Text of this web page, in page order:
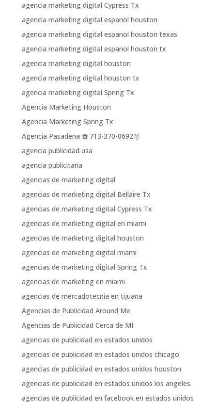
agencia marketing digital Cypress Tx
agencia marketing digital espanol houston
agencia marketing digital espanol houston texas
agencia marketing digital espanol houston tx
agencia marketing digital houston
agencia marketing digital houston tx
agencia marketing digital Spring Tx
Agencia Marketing Houston
Agencia Marketing Spring Tx
Agencia Pasadena ☎️ 713-370-0692🥇
agencia publicidad usa
agencia publicitaria
agencias de marketing digital
agencias de marketing digital Bellaire Tx
agencias de marketing digital Cypress Tx
agencias de marketing digital en miami
agencias de marketing digital houston
agencias de marketing digital miami
agencias de marketing digital Spring Tx
agencias de marketing en miami
agencias de mercadotecnia en tijuana
Agencias de Publicidad Around Me
Agencias de Publicidad Cerca de MI
agencias de publicidad en estados unidos
agencias de publicidad en estados unidos chicago
agencias de publicidad en estados unidos houston
agencias de publicidad en estados unidos los angeles.
agencias de publicidad en facebook en estados unidos